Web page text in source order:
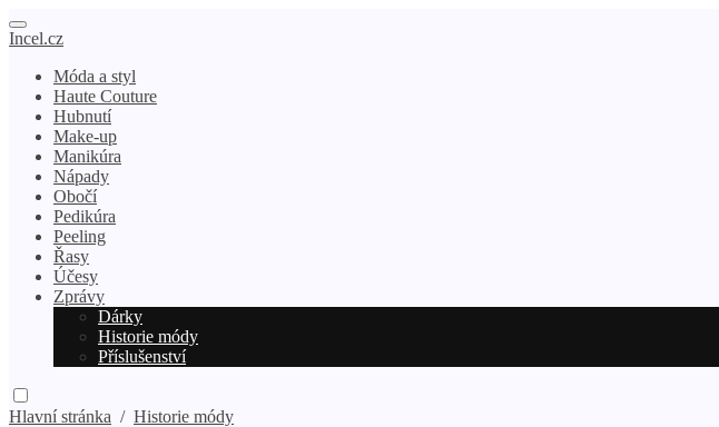
Incel.cz
Móda a styl
Haute Couture
Hubnutí
Make-up
Manikúra
Nápady
Obočí
Pedikúra
Peeling
Řasy
Účesy
Zprávy
Dárky
Historie módy
Příslušenství
Hlavní stránka / Historie módy